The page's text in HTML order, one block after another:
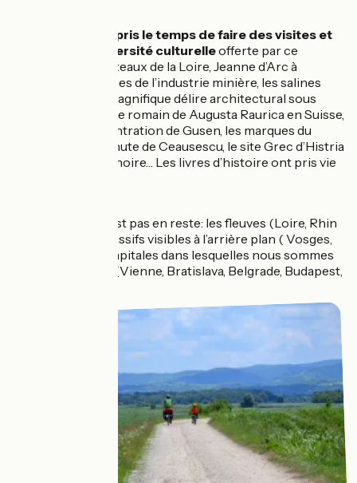
pris le temps de faire des visites et
profiter de la diversité culturelleofferte par ce
parcours : les châteaux de la Loire, Jeanne d’Arc à
Orléans, les vestiges de l’industrie minière, les salines
d’Arc et Senan –magnifique délire architectural sous
Louis XV, le théatre romain de Augusta Raurica en Suisse,
le camp de concentration de Gusen, les marques du
conflit Serbe, la chute de Ceausescu, le site Grec d’Histria
au bord de la mer noire… Les livres d’histoire ont pris vie
La géographie n’est pas en reste: les fleuves (Loire, Rhin
et Danube), les massifs visibles à l’arrière plan ( Vosges,
Jura, Alpes) , les capitales dans lesquelles nous sommes
restées 2-3 jours (Vienne, Bratislava, Belgrade, Budapest,